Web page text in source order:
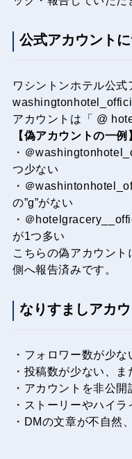
公式アカウント
ワシントンホテル公式
アカウントは「 @
【偽アカウントの一
・＠
つ少ない
・＠
の”g”がない
・＠
が1つ多い
こちらの偽アカウン
側へ報告済みです。
なりすましアカ
・フォロワー数が少な
・投稿数が少ない、
・アカウントを非公
・ストーリーやハイラ
・DMの文章が不自然